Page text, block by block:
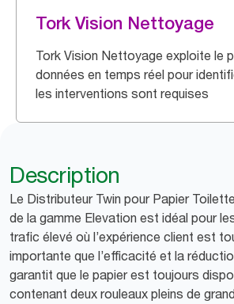
Tork Vision Nettoyage
Tork Vision Nettoyage exploite le
données en temps réel pour
les interventions sont requises
Description
Le Distributeur Twin pour Papier
de la gamme Elevation est idéal pour
trafic élevé où l’expérience client est
importante que l’efficacité et la
garantit que le papier est toujours
contenant deux rouleaux pleins de